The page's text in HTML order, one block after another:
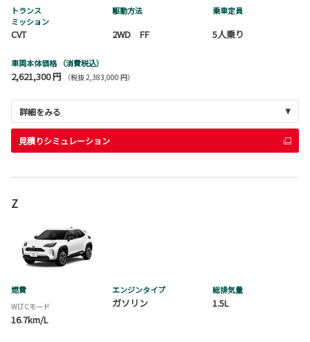
トランス
ミッション
CVT
駆動方法
2WD FF
乗車定員
5人乗り
車両本体価格 （消費税込）
2,621,300 円 （税抜 2,383,000 円）
詳細をみる
見積りシミュレーション
Z
燃費
WLTCモード
16.7km/L
エンジンタイプ
ガソリン
総排気量
1.5L